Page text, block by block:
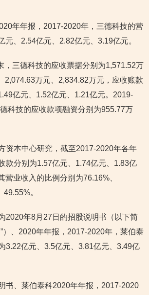
年年报，2017-2020年，三德科技的营
元、2.54亿元、2.82亿元、3.19亿元。
，三德科技的应收票据分别为1,571.52万
2,074.63万元、2,834.82万元，应收账款
亿元、1.52亿元、1.21亿元。2019-
科技的应收款项融资分别为955.77万
资本中心研究，截至2017-2020年各年
款分别为1.57亿元、1.74亿元、1.83亿
营业收入的比例分别为76.16%、
。
2020年8月27日的招股说明书（以下简
）、2020年年报，2017-2020年，莱伯泰
3.22亿元、3.5亿元、3.81亿元、3.49亿
书、莱伯泰科2020年年报，2017-2020